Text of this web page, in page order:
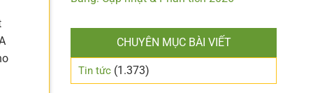
CHUYÊN MỤC BÀI VIẾT
Tin tức (1.373)